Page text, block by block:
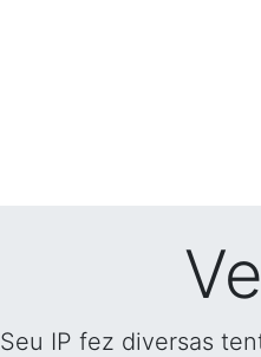
Seu IP fez diversas